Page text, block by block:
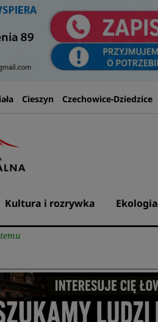
Cieszyn Czechowice-Dziedzice
Kultura i rozrywka Ekologia